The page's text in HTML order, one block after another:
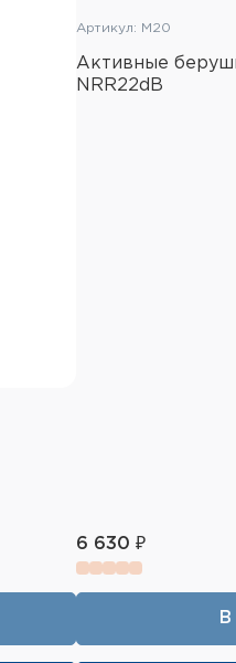
Материал чашек:
Амбушюры:
Тактильно ощутимые
Естественное
высококачественных
Артикул: M20
Активные
NRR22dB
6 630 ₽
В